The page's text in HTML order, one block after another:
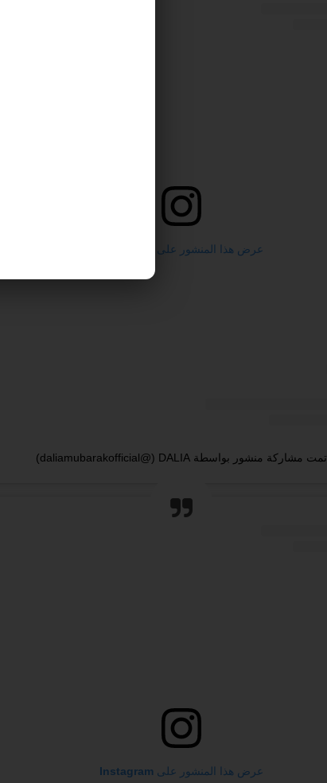
عرض هذا المنشور على Instagram
تمت مشاركة منشور بواسطة ‏‎DALIA‎‏ (@‏‎daliamubarakofficial‎‏)
عرض هذا المنشور على Instagram